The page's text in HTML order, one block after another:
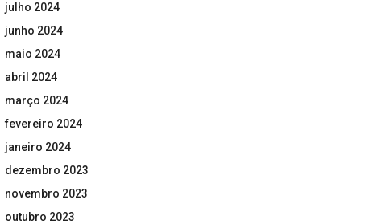
julho 2024
junho 2024
maio 2024
abril 2024
março 2024
fevereiro 2024
janeiro 2024
dezembro 2023
novembro 2023
outubro 2023